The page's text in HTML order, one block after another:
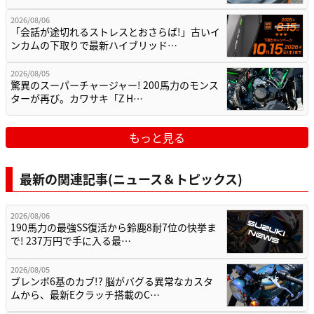
2026/08/06
「会話が途切れるストレスとおさらば!」古いイ
ンカムの下取りで最新ハイブリッド…
2026/08/05
驚異のスーパーチャージャー! 200馬力のモンス
ターが再び。カワサキ「Z H…
もっと見る
最新の関連記事(ニュース＆トピックス)
2026/08/06
190馬力の最強SS復活から鈴鹿8耐7位の快挙ま
で! 237万円で手に入る最…
2026/08/05
ブレンボ6基のカブ!? 脳がバグる異常なカスタ
ムから、最新Eクラッチ搭載のC…